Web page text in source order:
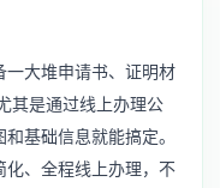
一大堆申请书、证明材
其是通过线上办理公
基础信息就能搞定。
化、全程线上办理，不